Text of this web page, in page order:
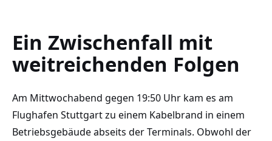
Ein Zwischenfall mit
weitreichenden Folgen
Am Mittwochabend gegen 19:50 Uhr kam es am
Flughafen Stuttgart zu einem Kabelbrand in einem
Betriebsgebäude abseits der Terminals. Obwohl der